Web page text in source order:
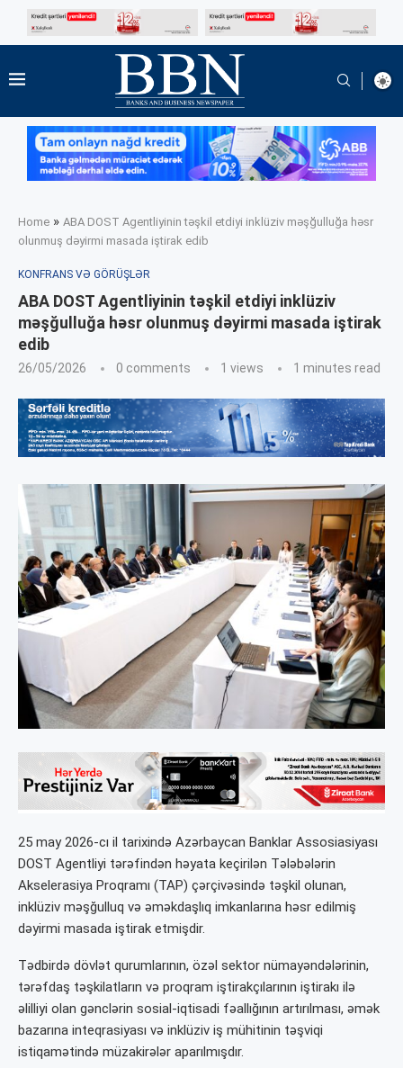
Home » ABA DOST Agentliyinin təşkil etdiyi inklüziv məşğulluğa həsr
olunmuş dəyirmi masada iştirak edib
KONFRANS VƏ GÖRÜŞLƏR
ABA DOST Agentliyinin təşkil etdiyi inklüziv
məşğulluğa həsr olunmuş dəyirmi masada iştirak
edib
26/05/2026 0 comments 1 views 1 minutes read
25 may 2026-cı il tarixində Azərbaycan Banklar Assosiasiyası
DOST Agentliyi tərəfindən həyata keçirilən Tələbələrin
Akselerasiya Proqramı (TAP) çərçivəsində təşkil olunan,
inklüziv məşğulluq və əməkdaşlıq imkanlarına həsr edilmiş
dəyirmi masada iştirak etmişdir.
Tədbirdə dövlət qurumlarının, özəl sektor nümayəndələrinin,
tərəfdaş təşkilatların və proqram iştirakçılarının iştirakı ilə
əlilliyi olan gənclərin sosial-iqtisadi fəallığının artırılması, əmək
bazarına inteqrasiyası və inklüziv iş mühitinin təşviqi
istiqamətində müzakirələr aparılmışdır.